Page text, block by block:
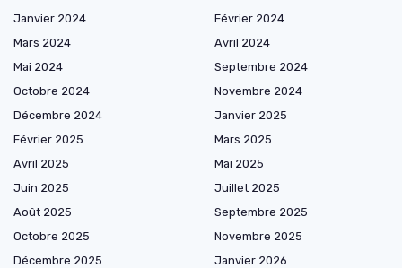
Janvier 2024
Février 2024
Mars 2024
Avril 2024
Mai 2024
Septembre 2024
Octobre 2024
Novembre 2024
Décembre 2024
Janvier 2025
Février 2025
Mars 2025
Avril 2025
Mai 2025
Juin 2025
Juillet 2025
Août 2025
Septembre 2025
Octobre 2025
Novembre 2025
Décembre 2025
Janvier 2026